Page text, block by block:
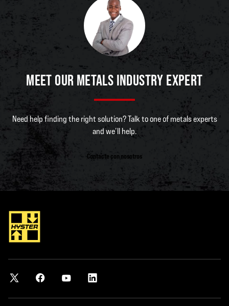
MEET OUR METALS INDUSTRY EXPERT
Need help finding the right solution? Talk to one of metals experts
and we’ll help.
Contacte con nosotros